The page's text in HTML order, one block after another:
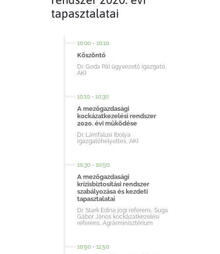
tapasztalatai
10:00 - 10:10
Köszöntő
Dr. Goda Pál ügyvezető igazgató,
AKI
10:10 - 10:30
A mezőgazdasági
kockázatkezelési rendszer
2020. évi működése
Dr. Lámfalusi Ibolya
igazgatóhelyettes, AKI
10:30 - 10:50
A mezőgazdasági
krízisbiztosítási rendszer
szabályozása és kezdeti
tapasztalatai
Dr. Stark Edina jogi referens, Suga
Gábor János kockázatkezelési
referens, Agrárminisztérium
10:50 - 11:50